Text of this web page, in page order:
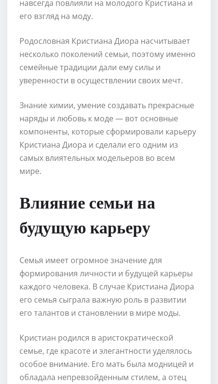
навсегда повлияли на молодого Кристиана и
его взгляд на моду.
Родословная Кристиана Диора насчитывает
несколько поколений семьи, поэтому именно
семейные традиции дали ему силы и
уверенности в осуществлении своих мечт.
Знание химии, умение создавать прекрасные
наряды и любовь к моде — вот основные
компоненты, которые сформировали карьеру
Кристиана Диора и сделали его одним из
самых влиятельных модельеров во всем
мире.
Влияние семьи на
будущую карьеру
Семья имеет огромное значение для
формирования личности и будущей карьеры
каждого человека. В случае Кристиана Диора
его семья сыграла важную роль в развитии
его талантов и становлении в мире моды.
Кристиан родился в аристократической
семье, где красоте и элегантности уделялось
особое внимание. Его мать была модницей и
обладала непревзойденным стилем, а отец